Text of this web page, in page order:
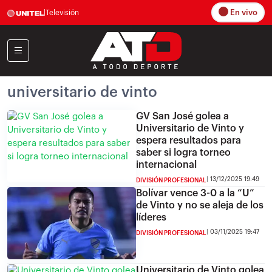
Televisión En vivo
universitario de vinto
GV San José golea a
Universitario de Vinto y
espera resultados para
saber si logra torneo
internacional
DIVISIÓN PROFESIONAL 13/12/2025 19:49
Bolívar vence 3-0 a la “U”
de Vinto y no se aleja de los
líderes
DIVISIÓN PROFESIONAL 03/11/2025 19:47